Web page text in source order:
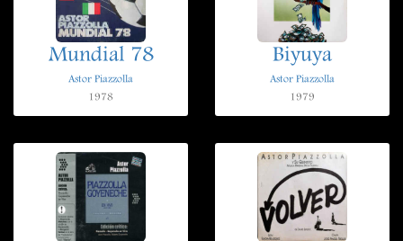
Mundial 78
Astor Piazzolla
1978
Biyuya
Astor Piazzolla
1979